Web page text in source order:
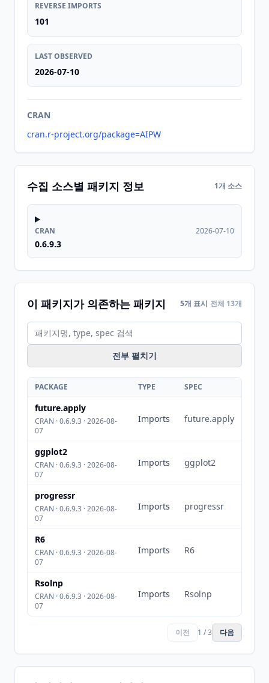
REVERSE IMPORTS
101
LAST OBSERVED
2026-07-10
CRAN
cran.r-project.org/package=AIPW
수집 소스별 패키지 정보 1개 소스
CRAN
0.6.9.3
2026-07-10
이 패키지가 의존하는 패키지 5개 표시 전체 13개
전부 펼치기
PACKAGE TYPE SPEC
future.apply
CRAN · 0.6.9.3 · 2026-08-
07
Imports future.apply
ggplot2
CRAN · 0.6.9.3 · 2026-08-
07
Imports ggplot2
progressr
CRAN · 0.6.9.3 · 2026-08-
07
Imports progressr
R6
CRAN · 0.6.9.3 · 2026-08-
07
Imports R6
Rsolnp
CRAN · 0.6.9.3 · 2026-08-
07
Imports Rsolnp
이전 1 / 3 다음